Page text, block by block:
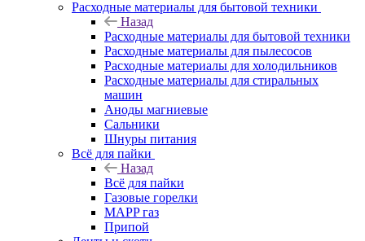
Расходные материалы для бытовой техники
Назад
Расходные материалы для бытовой техники
Расходные материалы для пылесосов
Расходные материалы для холодильников
Расходные материалы для стиральных
машин
Аноды магниевые
Сальники
Шнуры питания
Всё для пайки
Назад
Всё для пайки
Газовые горелки
MAPP газ
Припой